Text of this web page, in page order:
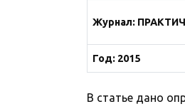
Журнал:
Год: 2015
В статье дано